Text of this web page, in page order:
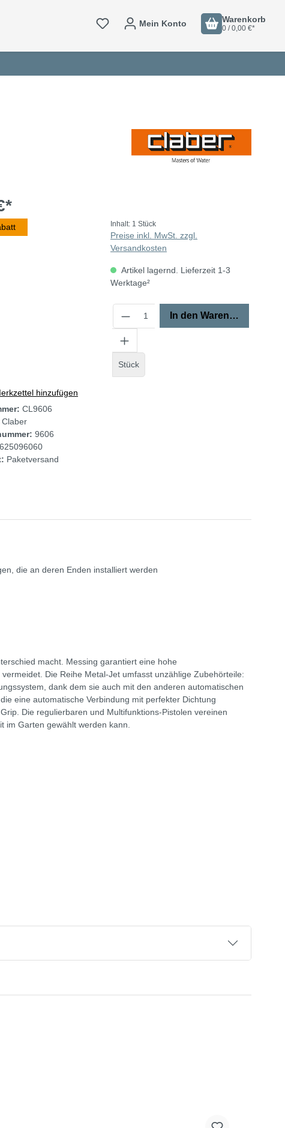
Mein Konto Warenkorb
0 / 0,00 €*
Inhalt: 1 Stück
Preise inkl. MwSt. zzgl.
Versandkosten
Artikel lagernd. Lieferzeit 1-3
Werktage²
Stück
In den Warenkorb
hinzufügen
CL9606
Claber
9606
Paketversand
die an deren Enden installiert werden
macht. Messing garantiert eine hohe
Die Reihe Metal-Jet umfasst unzählige Zubehörteile:
dank dem sie auch mit den anderen automatischen
eine automatische Verbindung mit perfekter Dichtung
Die regulierbaren und Multifunktions-Pistolen vereinen
im Garten gewählt werden kann.